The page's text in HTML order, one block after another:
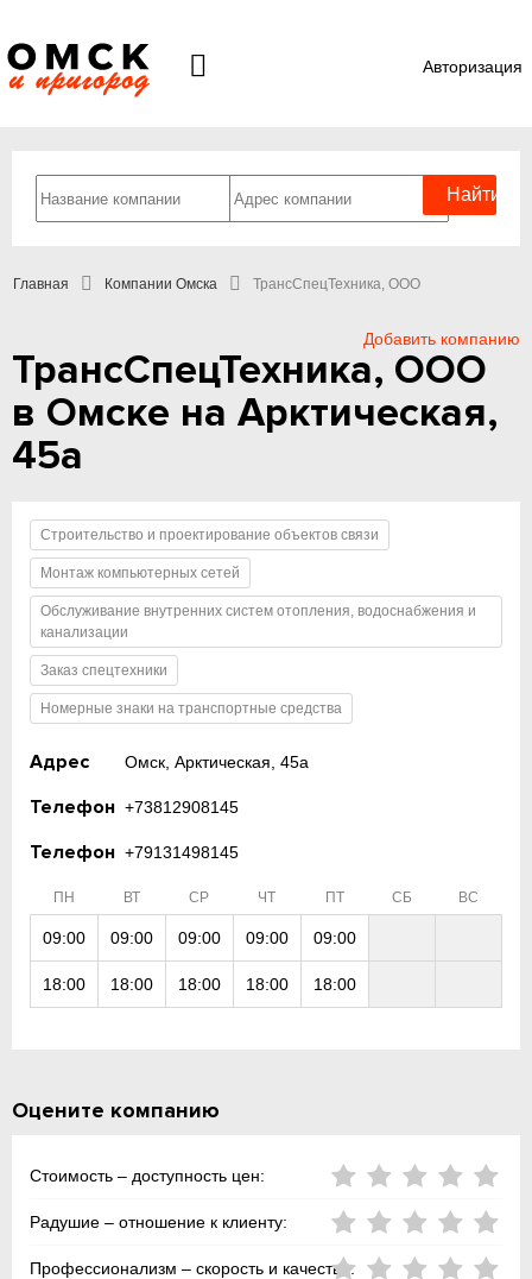
Авторизация
Главная Компании Омска ТрансСпецТехника, ООО
Добавить компанию
ТрансСпецТехника, ООО
в Омске на Арктическая,
45а
Строительство и проектирование объектов связи
Монтаж компьютерных сетей
Обслуживание внутренних систем отопления, водоснабжения и
канализации
Заказ спецтехники
Номерные знаки на транспортные средства
Адрес Омск, Арктическая, 45а
Телефон +73812908145
Телефон +79131498145
ПН ВТ СР ЧТ ПТ СБ ВС
09:00 09:00 09:00 09:00 09:00
18:00 18:00 18:00 18:00 18:00
Оцените компанию
Стоимость – доступность цен:
Радушие – отношение к клиенту:
Профессионализм – скорость и качество: